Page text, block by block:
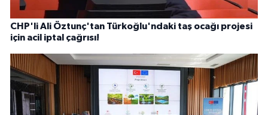
CHP'li Ali Öztunç'tan Türkoğlu'ndaki taş ocağı projesi
için acil iptal çağrısı!